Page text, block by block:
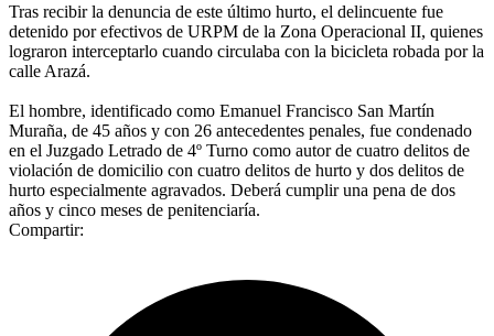
Tras recibir la denuncia de este último hurto, el delincuente fue
detenido por efectivos de URPM de la Zona Operacional II, quienes
lograron interceptarlo cuando circulaba con la bicicleta robada por la
calle Arazá.
El hombre, identificado como Emanuel Francisco San Martín
Muraña, de 45 años y con 26 antecedentes penales, fue condenado
en el Juzgado Letrado de 4º Turno como autor de cuatro delitos de
violación de domicilio con cuatro delitos de hurto y dos delitos de
hurto especialmente agravados. Deberá cumplir una pena de dos
años y cinco meses de penitenciaría.
Compartir: